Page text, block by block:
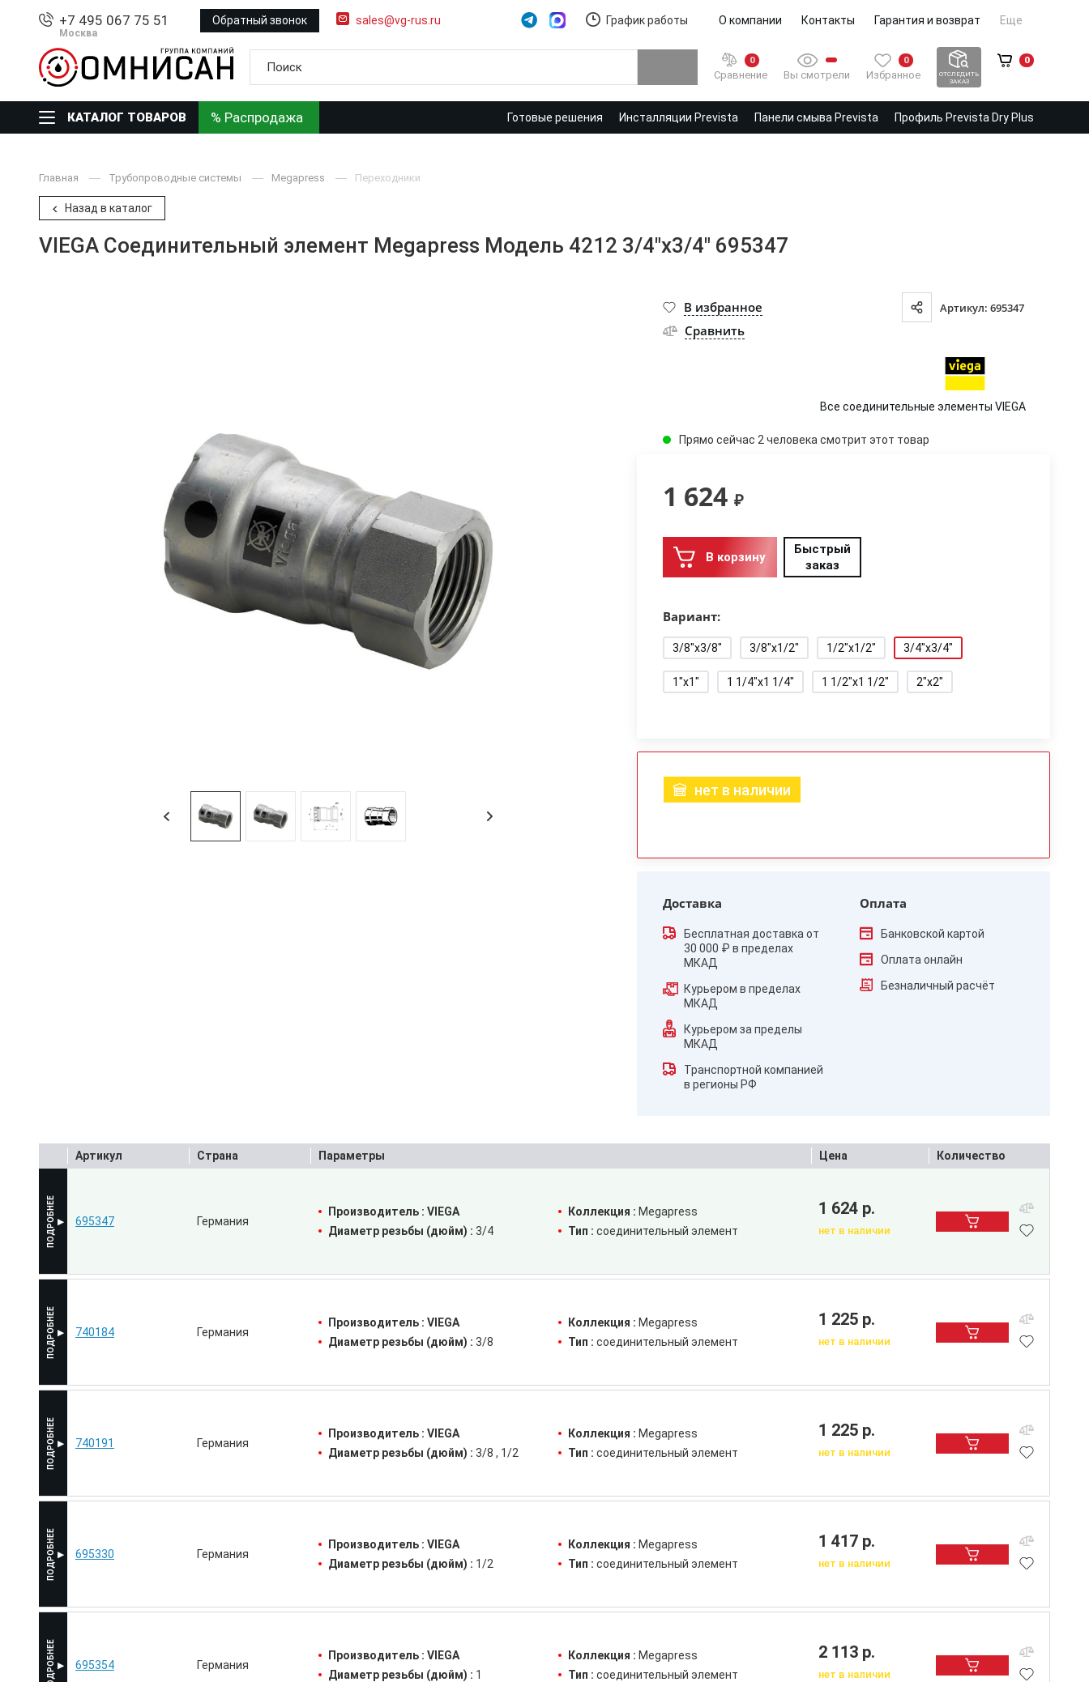
+7 495 067 75 51
Москва
Обратный звонок sales@vg-rus.ru График работы О компании Контакты Гарантия и возврат Еще
0
Сравнение Вы смотрели
0
Избранное
ОТСЛЕДИТЬ
ЗАКАЗ
0
КАТАЛОГ ТОВАРОВ % Распродажа Готовые решения Инсталляции Prevista Панели смыва Prevista Профиль Prevista Dry Plus
Главная Трубопроводные системы Megapress Переходники
Назад в каталог
VIEGA Соединительный элемент Megapress Модель 4212 3/4"x3/4" 695347
В избранное Артикул: 695347
Сравнить
Все соединительные элементы VIEGA
Прямо сейчас 2 человека смотрит этот товар
1 624 ₽
В корзину
Быстрый
заказ
Вариант:
3/8"x3/8" 3/8"x1/2" 1/2"x1/2" 3/4"x3/4"
1"x1" 1 1/4"x1 1/4" 1 1/2"x1 1/2" 2"x2"
нет в наличии
Доставка
Бесплатная доставка от
30 000 ₽ в пределах
МКАД
Курьером в пределах
МКАД
Курьером за пределы
МКАД
Транспортной компанией
в регионы РФ
Оплата
Банковской картой
Оплата онлайн
Безналичный расчёт
Артикул Страна Параметры Цена Количество
740184 Германия
Производитель : VIEGA Коллекция : Megapress
Диаметр резьбы (дюйм) : 3/8 Тип : соединительный элемент
1 225 р.
нет в наличии
740191 Германия
Производитель : VIEGA Коллекция : Megapress
Диаметр резьбы (дюйм) : 3/8 1/2 Тип : соединительный элемент
1 225 р.
нет в наличии
695330 Германия
Производитель : VIEGA Коллекция : Megapress
Диаметр резьбы (дюйм) : 1/2 Тип : соединительный элемент
1 417 р.
нет в наличии
695347 Германия
Производитель : VIEGA Коллекция : Megapress
Диаметр резьбы (дюйм) : 3/4 Тип : соединительный элемент
1 624 р.
нет в наличии
695354 Германия
Производитель : VIEGA Коллекция : Megapress
Диаметр резьбы (дюйм) : 1 Тип : соединительный элемент
2 113 р.
нет в наличии